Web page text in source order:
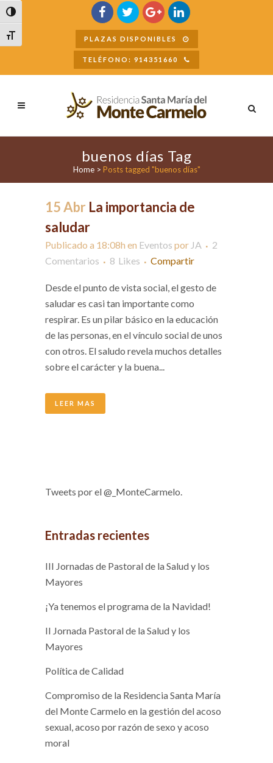
Alternar alto contraste
Alternar tamaño de letra
Buscar
PLAZAS DISPONIBLES
TELÉFONO: 914351660
buenos días Tag
Home> Posts tagged "buenos días"
15 Abr La importancia de
saludar
Publicado a 18:08h en Eventos por JA
2
Comentarios
8 Likes Compartir
Desde el punto de vista social, el gesto de
saludar es casi tan importante como
respirar. Es un pilar básico en la educación
de las personas, en el vínculo social de unos
con otros. El saludo revela muchos detalles
sobre el carácter y la buena...
LEER MAS
Tweets por el @_MonteCarmelo.
Entradas recientes
III Jornadas de Pastoral de la Salud y los
Mayores
¡Ya tenemos el programa de la Navidad!
II Jornada Pastoral de la Salud y los
Mayores
Política de Calidad
Compromiso de la Residencia Santa María
del Monte Carmelo en la gestión del acoso
sexual, acoso por razón de sexo y acoso
moral